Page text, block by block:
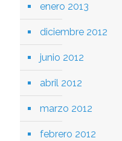
enero 2013
diciembre 2012
junio 2012
abril 2012
marzo 2012
febrero 2012